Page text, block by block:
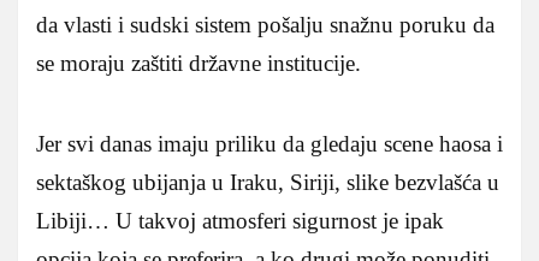
da vlasti i sudski sistem pošalju snažnu poruku da
se moraju zaštiti državne institucije.
Jer svi danas imaju priliku da gledaju scene haosa i
sektaškog ubijanja u Iraku, Siriji, slike bezvlašća u
Libiji… U takvoj atmosferi sigurnost je ipak